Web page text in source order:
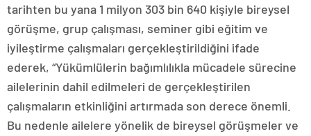
tarihten bu yana 1 milyon 303 bin 640 kişiyle bireysel
görüşme, grup çalışması, seminer gibi eğitim ve
iyileştirme çalışmaları gerçekleştirildiğini ifade
ederek, “Yükümlülerin bağımlılıkla mücadele sürecine
ailelerinin dahil edilmeleri de gerçekleştirilen
çalışmaların etkinliğini artırmada son derece önemli.
Bu nedenle ailelere yönelik de bireysel görüşmeler ve